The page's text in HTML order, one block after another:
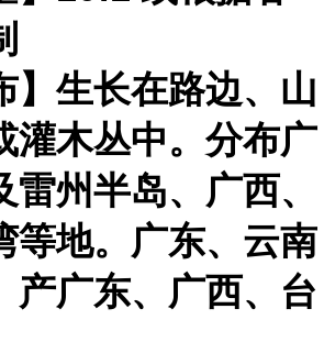
】生长在路边、山
灌木丛中。分布广
雷州半岛、广西、
等地。广东、云南
产广东、广西、台